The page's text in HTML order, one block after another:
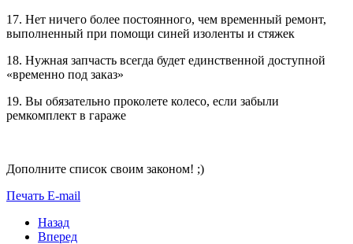
17. Нет ничего более постоянного, чем временный ремонт,
выполненный при помощи синей изоленты и стяжек
18. Нужная запчасть всегда будет единственной доступной
«временно под заказ»
19. Вы обязательно проколете колесо, если забыли
ремкомплект в гараже
Дополните список своим законом! ;)
Печать E-mail
Назад
Вперед